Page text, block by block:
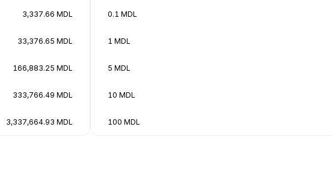
3,337.66 MDL
33,376.65 MDL
166,883.25 MDL
333,766.49 MDL
3,337,664.93 MDL
0.1 MDL
1 MDL
5 MDL
10 MDL
100 MDL